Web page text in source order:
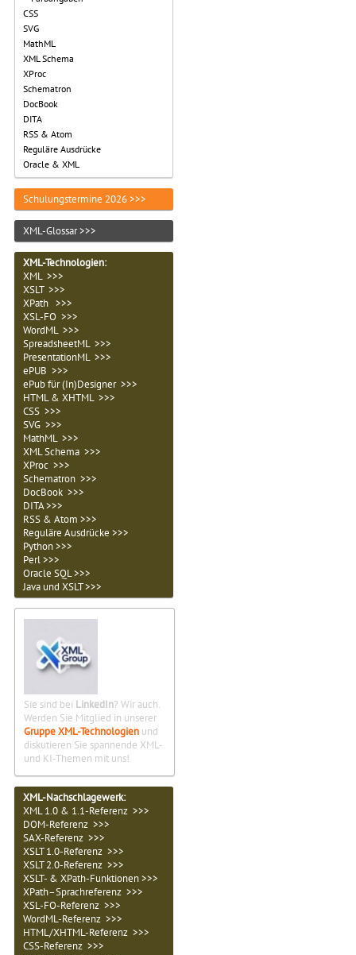
CSS
SVG
MathML
XML Schema
XProc
Schematron
DocBook
DITA
RSS & Atom
Reguläre Ausdrücke
Oracle & XML
Schulungstermine 2026 >>>
XML-Glossar >>>
XML-Technologien:
XML >>>
XSLT >>>
XPath >>>
XSL-FO >>>
WordML >>>
SpreadsheetML >>>
PresentationML >>>
ePUB >>>
ePub für (In)Designer >>>
HTML & XHTML >>>
CSS >>>
SVG >>>
MathML >>>
XML Schema >>>
XProc >>>
Schematron >>>
DocBook >>>
DITA >>>
RSS & Atom >>>
Reguläre Ausdrücke >>>
Python >>>
Perl >>>
Oracle SQL >>>
Java und XSLT >>>
Sie sind bei LinkedIn? Wir auch.
Werden Sie Mitglied in unserer
Gruppe XML-Technologien und
diskutieren Sie spannende XML-
und KI-Themen mit uns!
XML-Nachschlagewerk:
XML 1.0 & 1.1-Referenz >>>
DOM-Referenz >>>
SAX-Referenz >>>
XSLT 1.0-Referenz >>>
XSLT 2.0-Referenz >>>
XSLT- & XPath-Funktionen >>>
XPath–Sprachreferenz >>>
XSL-FO-Referenz >>>
WordML-Referenz >>>
HTML/XHTML-Referenz >>>
CSS-Referenz >>>